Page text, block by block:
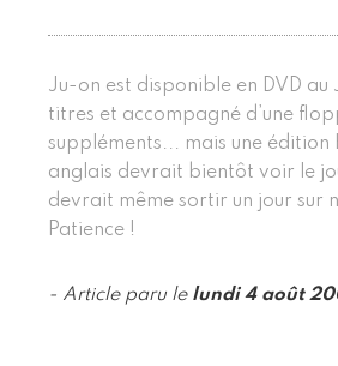
Ju-on est disponible en DVD au
titres et accompagné d’une
suppléments... mais une édition
anglais devrait bientôt voir le
devrait même sortir un jour sur
Patience !
- Article paru le lundi 4 août